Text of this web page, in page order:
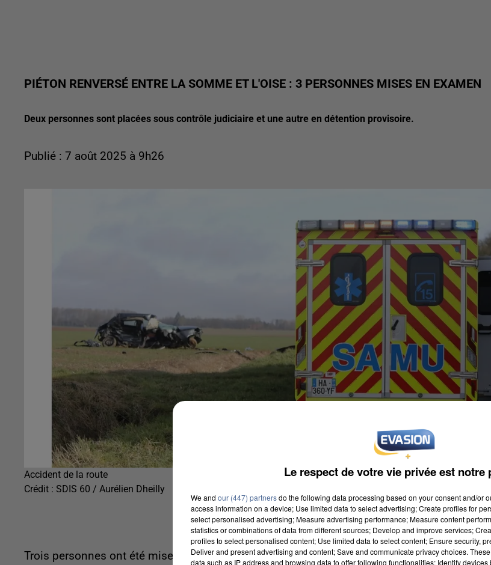
PIÉTON RENVERSÉ ENTRE LA SOMME ET L'OISE : 3 PERSONNES MISES EN EXAMEN
Deux personnes sont placées sous contrôle judiciaire et une autre en détention provisoire.
Publié : 7 août 2025 à 9h26
Accident de la route
Crédit : SDIS 60 / Aurélien Dheilly
Trois personnes ont été mises en examen suite à leur garde à vue dans l’affaire du piéton
Le respect de votre vie privée est notre
We and our (447) partnersdo the following data processing based on your consent and/or
access information on a device; Use limited data to select advertising; Create profiles for
select personalised advertising; Measure advertising performance; Measure content
statistics or combinations of data from different sources; Develop and improve services;
profiles to select personalised content; Use limited data to select content; Ensure security,
Deliver and present advertising and content; Save and communicate privacy choices.
data such as IP address and browsing data to offer following functionalities: Identify